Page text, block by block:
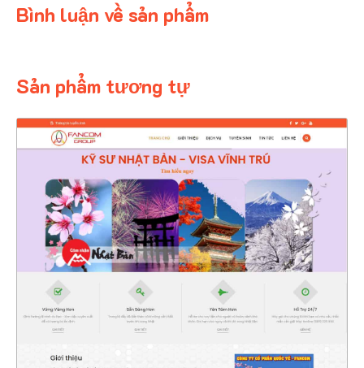
Bình luận về sản phẩm
Sản phẩm tương tự
OUT OF STOCK
4719